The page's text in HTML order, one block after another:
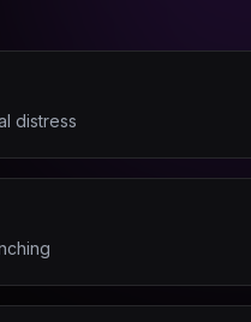
distress